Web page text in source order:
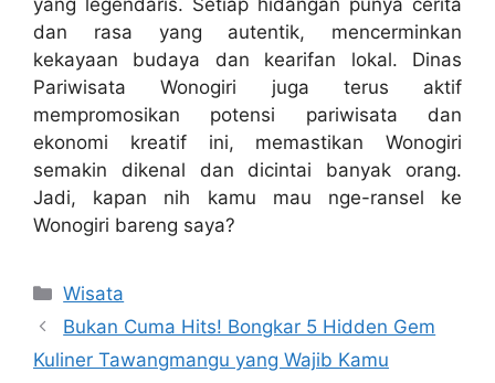
yang legendaris. Setiap hidangan punya cerita
dan rasa yang autentik, mencerminkan
kekayaan budaya dan kearifan lokal. Dinas
Pariwisata Wonogiri juga terus aktif
mempromosikan potensi pariwisata dan
ekonomi kreatif ini, memastikan Wonogiri
semakin dikenal dan dicintai banyak orang.
Jadi, kapan nih kamu mau nge-ransel ke
Wonogiri bareng saya?
Kategori
Wisata
Bukan Cuma Hits! Bongkar 5 Hidden Gem
Kuliner Tawangmangu yang Wajib Kamu